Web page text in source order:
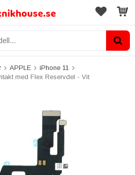
APPLE
iPhone 11
med Flex Reservdel - Vit